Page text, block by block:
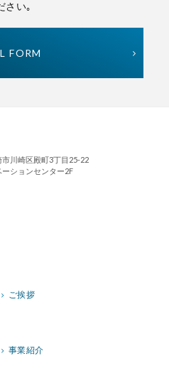
さい｡
FORM
川崎区殿町3丁目25-22
ーションセンター2F
ご挨拶
事業紹介